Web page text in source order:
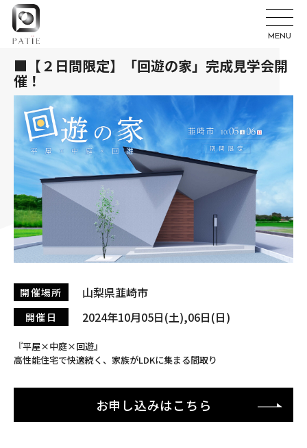
MENU
■【２日間限定】「回遊の家」完成見学会開
催！
開催場所 山梨県韮崎市
開催日 2024年10月05日(土),06日(日)
『平屋×中庭×回遊』
高性能住宅で快適続く、家族がLDKに集まる間取り
お申し込みはこちら